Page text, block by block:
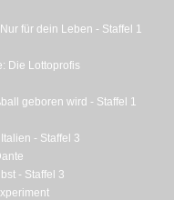
für dein Leben - Staffel 1
Die Lottoprofis
geboren wird - Staffel 1
- Staffel 3
- Staffel 3